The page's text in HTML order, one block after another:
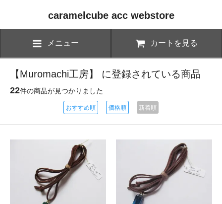
caramelcube acc webstore
メニュー カートを見る
【Muromachi工房】 に登録されている商品
22件の商品が見つかりました
おすすめ順 価格順 新着順